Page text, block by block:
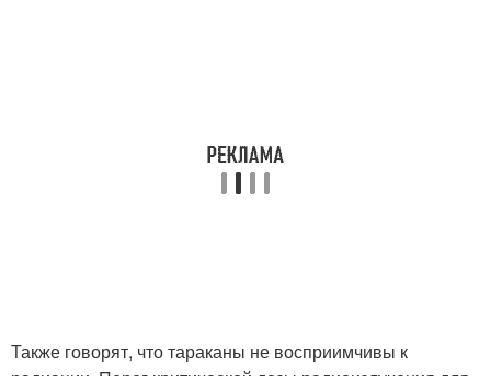
Также говорят, что тараканы не восприимчивы к